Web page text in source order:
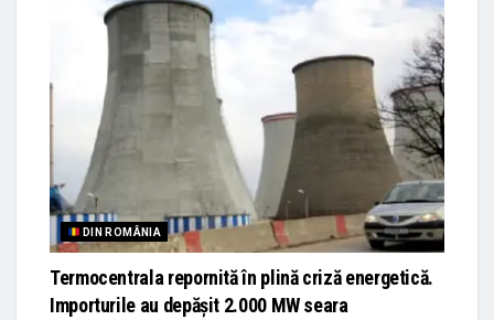
DIN ROMÂNIA
Termocentrala repornită în plină criză energetică.
Importurile au depășit 2.000 MW seara